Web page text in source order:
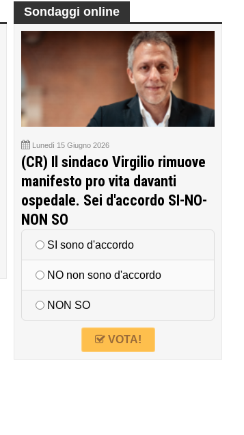
Sondaggi online
Lunedì 15 Giugno 2026
(CR) Il sindaco Virgilio rimuove
manifesto pro vita davanti
ospedale. Sei d'accordo SI-NO-
NON SO
SI sono d'accordo
NO non sono d'accordo
NON SO
VOTA!